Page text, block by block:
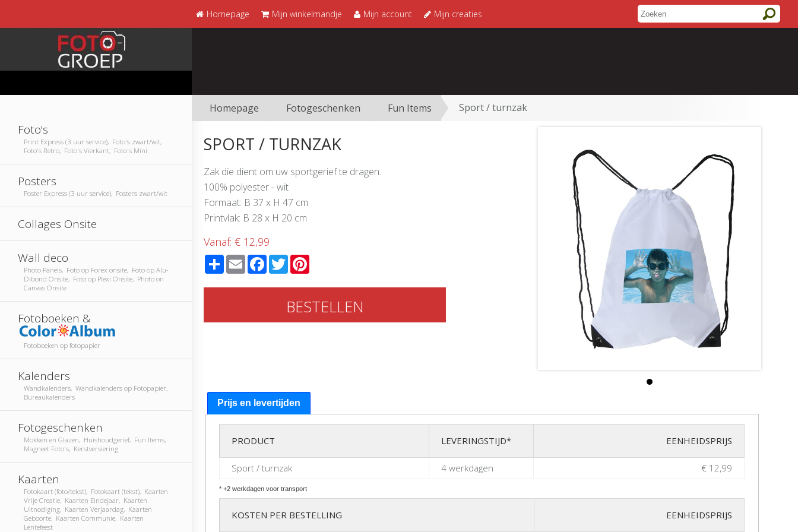
Homepage Mijn winkelmandje Mijn account Mijn creaties
Foto's
Print Express (3 uur service), Foto's zwart/wit,
Foto's Retro, Foto's Vierkant, Foto's Mini
Posters
Poster Express (3 uur service), Posters zwart/wit
Collages Onsite
Wall deco
Photo Panels, Foto op Forex onsite, Foto op Alu-
Dibond Onsite, Foto op Plexi Onsite, Photo on
Canvas Onsite
Fotoboeken &
Fotoboeken op fotopapier
Kalenders
Wandkalenders, Wandkalenders op Fotopapier,
Bureaukalenders
Fotogeschenken
Mokken en Glazen, Huishoudgerief, Fun Items,
Magneet Foto's, Kerstversiering
Kaarten
Fotokaart (foto/tekst), Fotokaart (tekst), Kaarten
Vrije Creatie, Kaarten Eindejaar, Kaarten
Uitnodiging, Kaarten Verjaardag, Kaarten
Geboorte, Kaarten Communie, Kaarten
Lentefeest
Homepage Fotogeschenken Fun Items Sport / turnzak
SPORT / TURNZAK
Zak die dient om uw sportgerief te dragen.
100% polyester - wit
Formaat: B 37 x H 47 cm
Printvlak: B 28 x H 20 cm
Vanaf: € 12,99
ShareEmailFacebook
TwitterPinterest
BESTELLEN
Prijs en levertijden
PRODUCT LEVERINGSTIJD* EENHEIDSPRIJS
Sport / turnzak 4 werkdagen € 12,99
* +2 werkdagen voor transport
KOSTEN PER BESTELLING EENHEIDSPRIJS